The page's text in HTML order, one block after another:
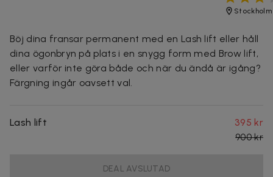
Stockholm
Böj dina fransar permanent med en Lash lift eller håll
dina ögonbryn på plats i en snygg form med Brow lift,
eller varför inte göra både och när du ändå är igång?
Färgning ingår oavsett val.
Lash lift
395 kr
900 kr
DEAL AVSLUTAD